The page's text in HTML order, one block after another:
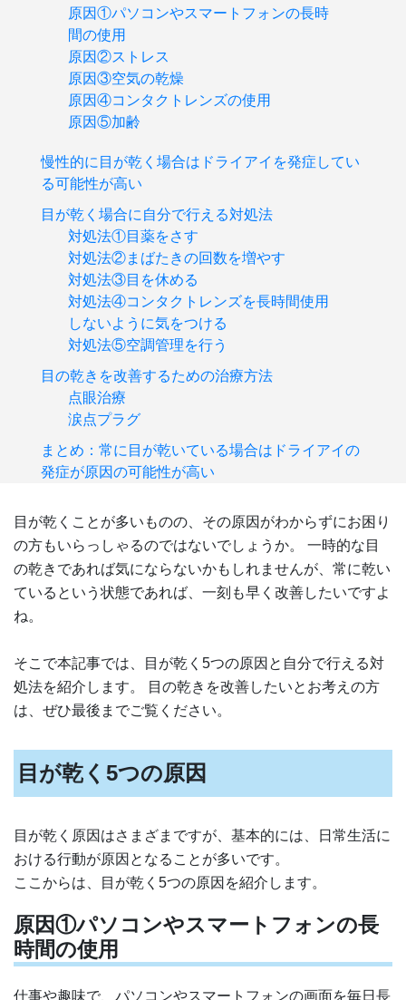
原因①パソコンやスマートフォンの長時
間の使用
原因②ストレス
原因③空気の乾燥
原因④コンタクトレンズの使用
原因⑤加齢
慢性的に目が乾く場合はドライアイを発症してい
る可能性が高い
目が乾く場合に自分で行える対処法
対処法①目薬をさす
対処法②まばたきの回数を増やす
対処法③目を休める
対処法④コンタクトレンズを長時間使用
しないように気をつける
対処法⑤空調管理を行う
目の乾きを改善するための治療方法
点眼治療
涙点プラグ
まとめ：常に目が乾いている場合はドライアイの
発症が原因の可能性が高い
目が乾くことが多いものの、その原因がわからずにお困り
の方もいらっしゃるのではないでしょうか。 一時的な目
の乾きであれば気にならないかもしれませんが、常に乾い
ているという状態であれば、一刻も早く改善したいですよ
ね。
そこで本記事では、目が乾く5つの原因と自分で行える対
処法を紹介します。 目の乾きを改善したいとお考えの方
は、ぜひ最後までご覧ください。
目が乾く5つの原因
目が乾く原因はさまざまですが、基本的には、日常生活に
おける行動が原因となることが多いです。
ここからは、目が乾く5つの原因を紹介します。
原因①パソコンやスマートフォンの長
時間の使用
仕事や趣味で、パソコンやスマートフォンの画面を毎日長